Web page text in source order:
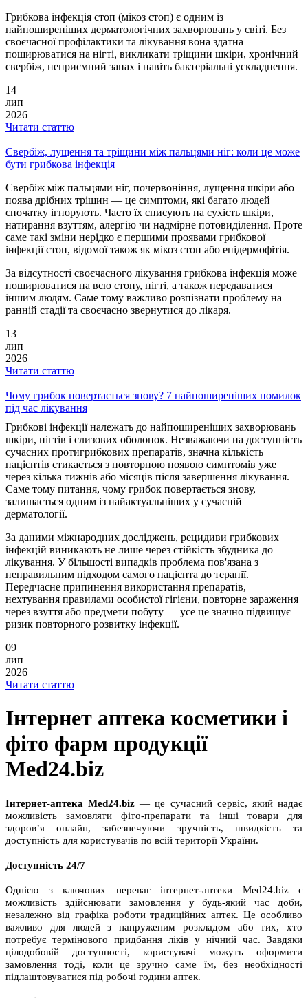
Грибкова інфекція стоп (мікоз стоп) є одним із
найпоширеніших дерматологічних захворювань у світі. Без
своєчасної профілактики та лікування вона здатна
поширюватися на нігті, викликати тріщини шкіри, хронічний
свербіж, неприємний запах і навіть бактеріальні ускладнення.
14
лип
2026
Читати статтю
Свербіж, лущення та тріщини між пальцями ніг: коли це може
бути грибкова інфекція
Свербіж між пальцями ніг, почервоніння, лущення шкіри або
поява дрібних тріщин — це симптоми, які багато людей
спочатку ігнорують. Часто їх списують на сухість шкіри,
натирання взуттям, алергію чи надмірне потовиділення. Проте
саме такі зміни нерідко є першими проявами грибкової
інфекції стоп, відомої також як мікоз стоп або епідермофітія.
За відсутності своєчасного лікування грибкова інфекція може
поширюватися на всю стопу, нігті, а також передаватися
іншим людям. Саме тому важливо розпізнати проблему на
ранній стадії та своєчасно звернутися до лікаря.
13
лип
2026
Читати статтю
Чому грибок повертається знову? 7 найпоширеніших помилок
під час лікування
Грибкові інфекції належать до найпоширеніших захворювань
шкіри, нігтів і слизових оболонок. Незважаючи на доступність
сучасних протигрибкових препаратів, значна кількість
пацієнтів стикається з повторною появою симптомів уже
через кілька тижнів або місяців після завершення лікування.
Саме тому питання, чому грибок повертається знову,
залишається одним із найактуальніших у сучасній
дерматології.
За даними міжнародних досліджень, рецидиви грибкових
інфекцій виникають не лише через стійкість збудника до
лікування. У більшості випадків проблема пов'язана з
неправильним підходом самого пацієнта до терапії.
Передчасне припинення використання препаратів,
нехтування правилами особистої гігієни, повторне зараження
через взуття або предмети побуту — усе це значно підвищує
ризик повторного розвитку інфекції.
09
лип
2026
Читати статтю
Інтернет аптека косметики і
фіто фарм продукції
Med24.biz
Інтернет-аптека Med24.biz — це сучасний сервіс, який надає
можливість замовляти фіто-препарати та інші товари для
здоров’я онлайн, забезпечуючи зручність, швидкість та
доступність для користувачів по всій території України.
Доступність 24/7
Однією з ключових переваг інтернет-аптеки Med24.biz є
можливість здійснювати замовлення у будь-який час доби,
незалежно від графіка роботи традиційних аптек. Це особливо
важливо для людей з напруженим розкладом або тих, хто
потребує термінового придбання ліків у нічний час. Завдяки
цілодобовій доступності, користувачі можуть оформити
замовлення тоді, коли це зручно саме їм, без необхідності
підлаштовуватися під робочі години аптек.